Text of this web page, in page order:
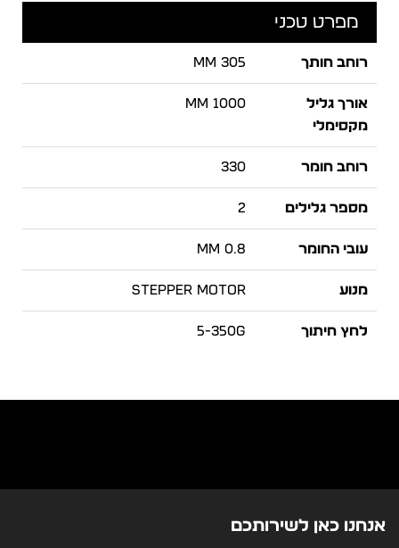
מפרט טכני
רוחב חותך 305 MM
אורך גליל
מקסימלי
1000 MM
רוחב חומר 330
מספר גלילים 2
עובי החומר 0.8 MM
מנוע STEPPER MOTOR
לחץ חיתוך 5-350G
המכונה כוללת
אנחנו כאן לשירותכם